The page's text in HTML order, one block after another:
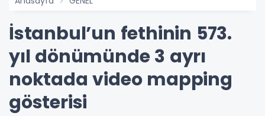
İstanbul’un fethinin 573.
yıl dönümünde 3 ayrı
noktada video mapping
gösterisi